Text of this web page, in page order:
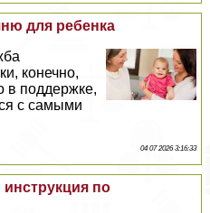
для ребенка
конечно,
в поддержке,
с самыми
04 07 2026 3:16:33
по